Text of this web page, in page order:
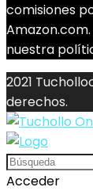
comisiones
nuestra
2021
derechos.
Search
for:
Acceder